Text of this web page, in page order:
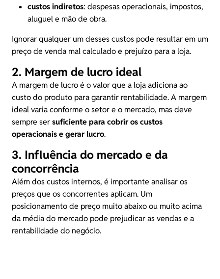
custos indiretos: despesas operacionais, impostos,
aluguel e mão de obra.
Ignorar qualquer um desses custos pode resultar em um
preço de venda mal calculado e prejuízo para a loja.
2. Margem de lucro ideal
A margem de lucro é o valor que a loja adiciona ao
custo do produto para garantir rentabilidade. A margem
ideal varia conforme o setor e o mercado, mas deve
sempre sersuficiente para cobrir os custos
operacionais e gerar lucro.
3. Influência do mercado e da
concorrência
Além dos custos internos, é importante analisar os
preços que os concorrentes aplicam. Um
posicionamento de preço muito abaixo ou muito acima
da média do mercado pode prejudicar as vendas e a
rentabilidade do negócio.